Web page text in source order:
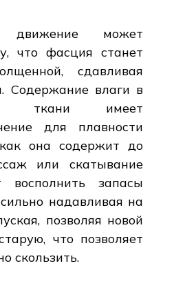
движение может
что фасция станет
сдавливая
влаги в
ткани имеет
для плавности
она содержит до
или скатывание
восполнить запасы
надавливая на
позволяя новой
что позволяет
скользить.